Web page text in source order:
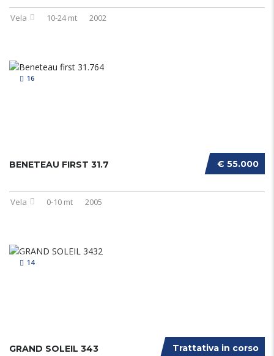
Vela 10-24 mt 2002
16
€ 55.000
BENETEAU FIRST 31.7
Vela 0-10 mt 2005
14
Trattativa in corso
GRAND SOLEIL 343